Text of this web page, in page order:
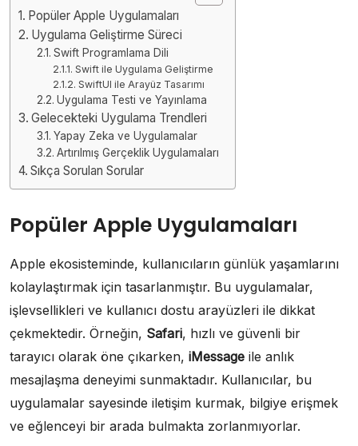
Popüler Apple Uygulamaları
Uygulama Geliştirme Süreci
Swift Programlama Dili
Swift ile Uygulama Geliştirme
SwiftUI ile Arayüz Tasarımı
Uygulama Testi ve Yayınlama
Gelecekteki Uygulama Trendleri
Yapay Zeka ve Uygulamalar
Artırılmış Gerçeklik Uygulamaları
Sıkça Sorulan Sorular
Popüler Apple Uygulamaları
Apple ekosisteminde, kullanıcıların günlük yaşamlarını
kolaylaştırmak için tasarlanmıştır. Bu uygulamalar,
işlevsellikleri ve kullanıcı dostu arayüzleri ile dikkat
çekmektedir. Örneğin, Safari, hızlı ve güvenli bir
tarayıcı olarak öne çıkarken, iMessage ile anlık
mesajlaşma deneyimi sunmaktadır. Kullanıcılar, bu
uygulamalar sayesinde iletişim kurmak, bilgiye erişmek
ve eğlenceyi bir arada bulmakta zorlanmıyorlar.